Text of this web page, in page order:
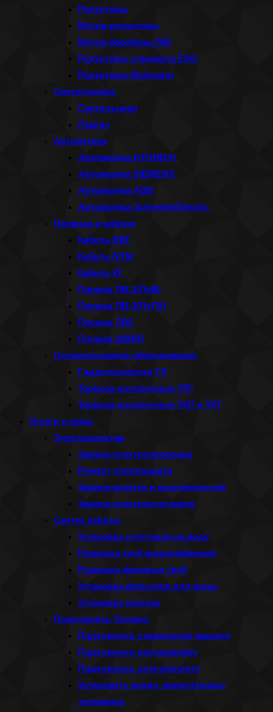
Редукторы
Мотор-редукторы
Мотор-барабаны МБ
Редукторы стандарта ESQ
Редукторы Motovario
Светотехника
Светильники
Лампы
Автоматика
Автоматика HYUNDAI
Автоматика SIEMENS
Автоматика ABB
Автоматика SchneiderElectric
Провода и кабели
Кабель ВВГ
Кабель NYM
Кабель КГ
Провод ПВ-1(ПуВ)
Провод ПВ-3(ПуГВ)
Провод ПВС
Провод ШВВП
Грузоподъемное оборудование
Гидротолкатели ТЭ
Тормоза колодочные ТКГ
Тормоза колодочные ТКП и ТКТ
Услуги и цены
Электромонтаж
Замена электропроводки
Ремонт электрощита
Замена розеток и выключателей
Замена электросчетчиков
Сантех работы
Установка счетчиков на воду
Разводка труб водоснабжения
Разводка фановых труб
Установка фильтров для воды
Установка унитаза
Подключить Технику
Подключить стиральную машину
Подключить посудомойку
Подключить электроплиту
Установить аудио, видеотехнику,
телевизор